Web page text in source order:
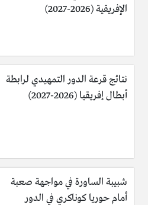
الإفريقية (2026-2027)
نتائج قرعة الدور التمهيدي لرابطة
أبطال إفريقيا (2026-2027)
شبيبة الساورة في مواجهة صعبة
أمام حوريا كوناكري في الدور